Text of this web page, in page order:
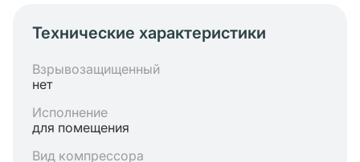
Технические характеристики
Взрывозащищенный
нет
Исполнение
для помещения
Вид компрессора